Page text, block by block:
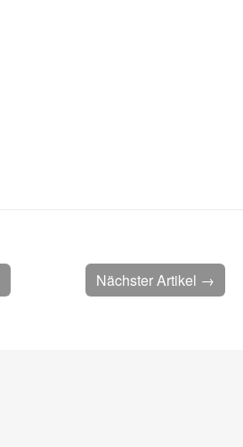
Nächster Artikel →